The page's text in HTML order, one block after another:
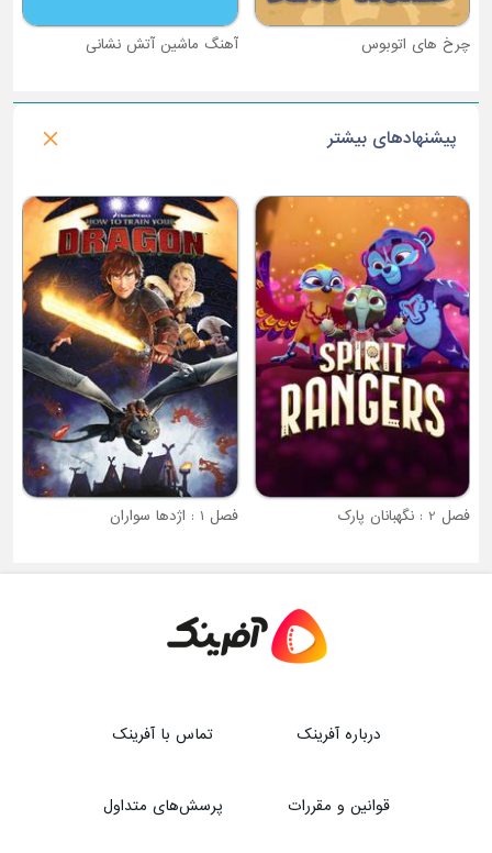
آهنگ ماشین آتش نشانی
پیشنهادهای بیشتر
درباره آفرینک تماس با آفرینک
قوانین و مقررات پرسش‌های متداول